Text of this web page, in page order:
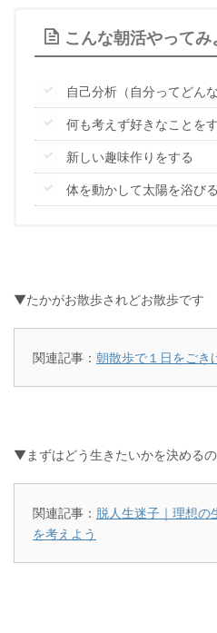
こんな朝活やってみ
自己分析（自分ってどんな
何も考えず好きなことを
新しい趣味作りをする
体を動かして太陽を浴びる
▼たかがお散歩されどお散歩です
関連記事： 朝散歩で１日をごき
▼まずはどう生きたいかを決める
関連記事： 脱人生迷子｜理想の
を考えよう